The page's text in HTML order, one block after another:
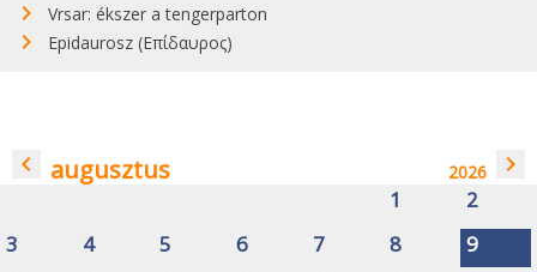
Vrsar: ékszer a tengerparton
Epidaurosz (Επίδαυρος)
navigate_before augusztus 2026 navigate_next
1
2
3
4 5 6 7 8
9